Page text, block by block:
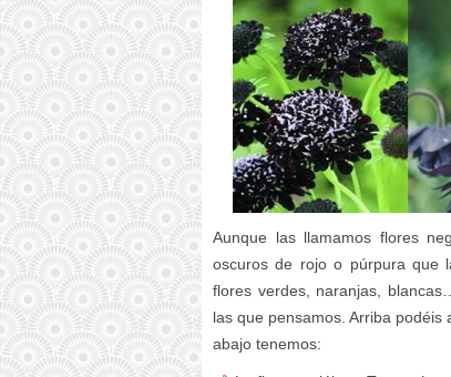
Aunque las llamamos flores
oscuros de rojo o púrpura que
flores verdes, naranjas,
las que pensamos. Arriba
abajo tenemos: